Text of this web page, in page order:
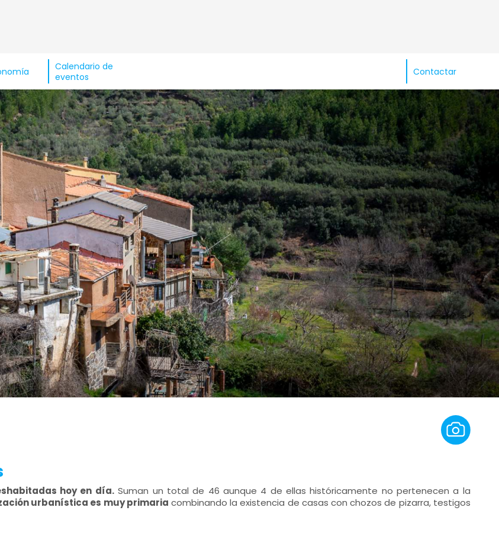
Calendario de
eventos
Contactar
hoy en día.Suman un total de 46 aunque 4 de ellas históricamente no pertenecen a la
urbanística es muy primaria combinando la existencia de casas con chozos de pizarra, testigos